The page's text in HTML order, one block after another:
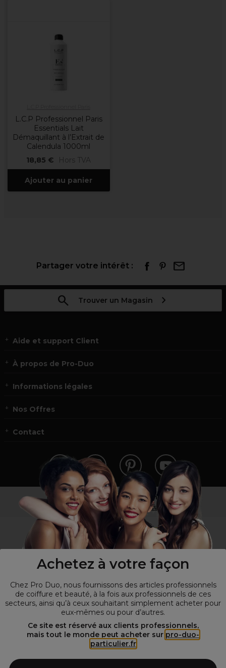
Achetez à votre façon
Chez Pro Duo, nous fournissons des articles professionnels
de coiffure et beauté, à la fois aux professionnels de ces
secteurs, ainsi qu’à ceux souhaitant simplement acheter pour
eux-mêmes ou pour d’autres.
Ce site est réservé aux clients professionnels,
mais tout le monde peut acheter sur pro-duo-
particulier.fr
L.C.P Professionnel Paris
Essentials Lait
Démaquillant à l’Extrait de
Calendula 1000ml
18,85 €
Hors TVA
Ajouter au panier
Partager votre intérêt :
Trouver un Magasin
Aide et support Client
À propos de Pro-Duo
Informations légales
Nos Offres
Contact
Vous n’êtes pas un professionnel ?
Visitez notre site pour les particuliers!
Spécialiste de la coiffure et de la beauté, nous vous proposons une
large sélection de produits professionnels pour la coiffure et
Duo le fournisseur incontournable des salons de coiffure et instituts